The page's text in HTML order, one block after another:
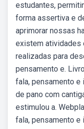
estudantes,
forma assertiva e
aprimorar nossas
existem atividades
realizadas para
pensamento e.
fala, pensamento e
de pano com
estimulou a.
fala, pensamento e